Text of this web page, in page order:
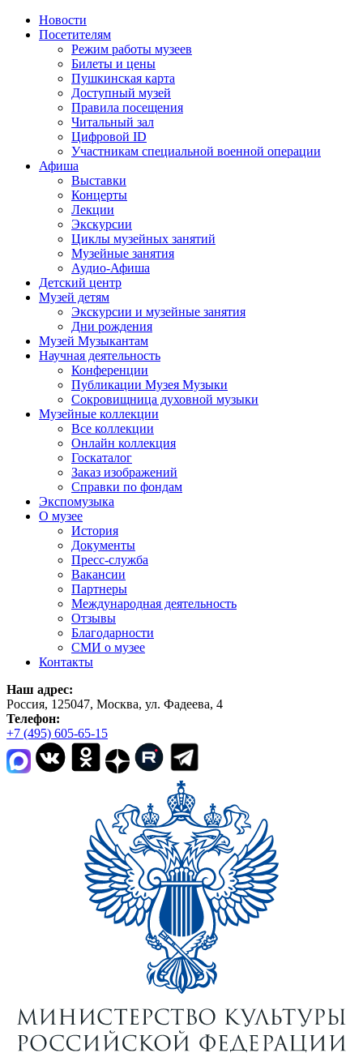
Новости
Посетителям
Режим работы музеев
Билеты и цены
Пушкинская карта
Доступный музей
Правила посещения
Читальный зал
Цифровой ID
Участникам специальной военной операции
Афиша
Выставки
Концерты
Лекции
Экскурсии
Циклы музейных занятий
Музейные занятия
Аудио-Афиша
Детский центр
Музей детям
Экскурсии и музейные занятия
Дни рождения
Музей Музыкантам
Научная деятельность
Конференции
Публикации Музея Музыки
Сокровищница духовной музыки
Музейные коллекции
Все коллекции
Онлайн коллекция
Госкаталог
Заказ изображений
Справки по фондам
Экспомузыка
О музее
История
Документы
Пресс-служба
Вакансии
Партнеры
Международная деятельность
Отзывы
Благодарности
СМИ о музее
Контакты
Наш адрес:
Россия, 125047, Москва, ул. Фадеева, 4
Телефон:
+7 (495) 605-65-15